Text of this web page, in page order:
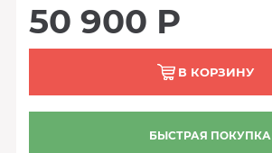
50 900 Р
В КОРЗИНУ
БЫСТРАЯ ПОКУПКА